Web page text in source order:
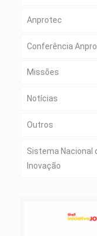
Anprotec
Conferência
Missões
Notícias
Outros
Sistema Nacional
Inovação